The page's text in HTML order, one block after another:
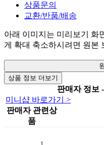
상품문의
교환/반품/배송
아래 이미지는 미리보기 화
게 확대 축소하시려면 원본
상품 정보 더보기
판매자 정보
미니샵 바로가기 >
판매자 관련상
품